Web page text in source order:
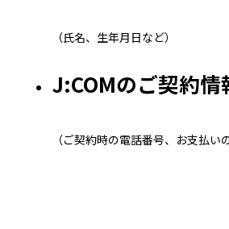
（氏名、生年月日など）
J:COMのご契約情
（ご契約時の電話番号、お支払